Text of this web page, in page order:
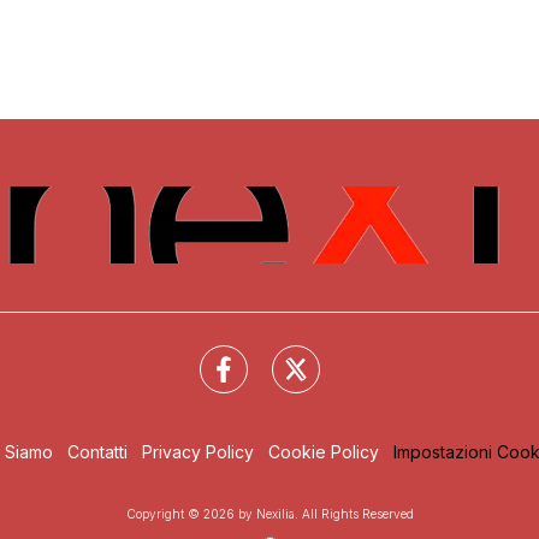
Siamo Contatti Privacy Policy Cookie Policy Impostazioni
Copyright © 2026 by Nexilia. All Rights Reserved